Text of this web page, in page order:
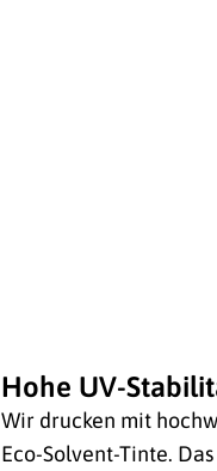
Hohe UV-
Wir drucken mit
Eco-Solvent-Tinte.